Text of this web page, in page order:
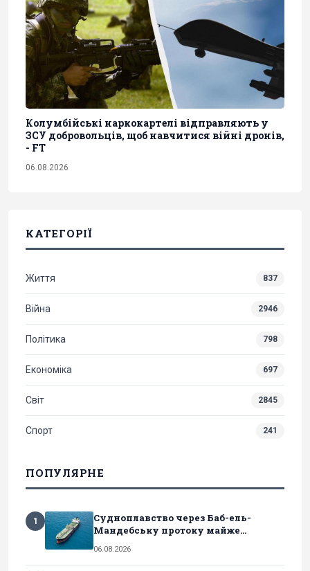
Колумбійські наркокартелі відправляють у
ЗСУ добровольців, щоб навчитися війні дронів,
- FT
06.08.2026
КАТЕГОРІЇ
Життя 837
Війна 2946
Політика 798
Економіка 697
Світ 2845
Спорт 241
ПОПУЛЯРНЕ
1
Судноплавство через Баб-ель-
Мандебську протоку майже...
06.08.2026